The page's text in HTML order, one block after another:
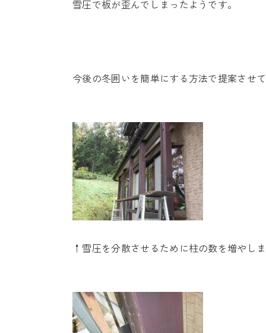
雪圧で板が歪んでしまったようです。
今後の冬囲いを簡単にする方法で提案させて
↑雪圧を分散させるために柱の数を増やしま